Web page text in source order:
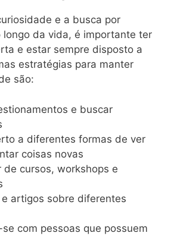
e a busca por
da vida, é importante ter
e estar sempre disposto a
estratégias para manter
são:
e buscar
a diferentes formas de ver
coisas novas
de cursos, workshops e
e artigos sobre diferentes
com pessoas que possuem